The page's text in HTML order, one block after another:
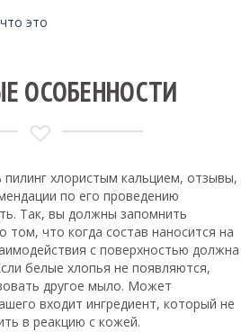
это
ОСОБЕННОСТИ
пилинг хлористым кальцием, отзывы,
по его проведению
Так, вы должны запомнить
том, что когда состав наносится на
с поверхностью должна
белые хлопья не появляются,
другое мыло. Может
входит ингредиент, который не
в реакцию с кожей.